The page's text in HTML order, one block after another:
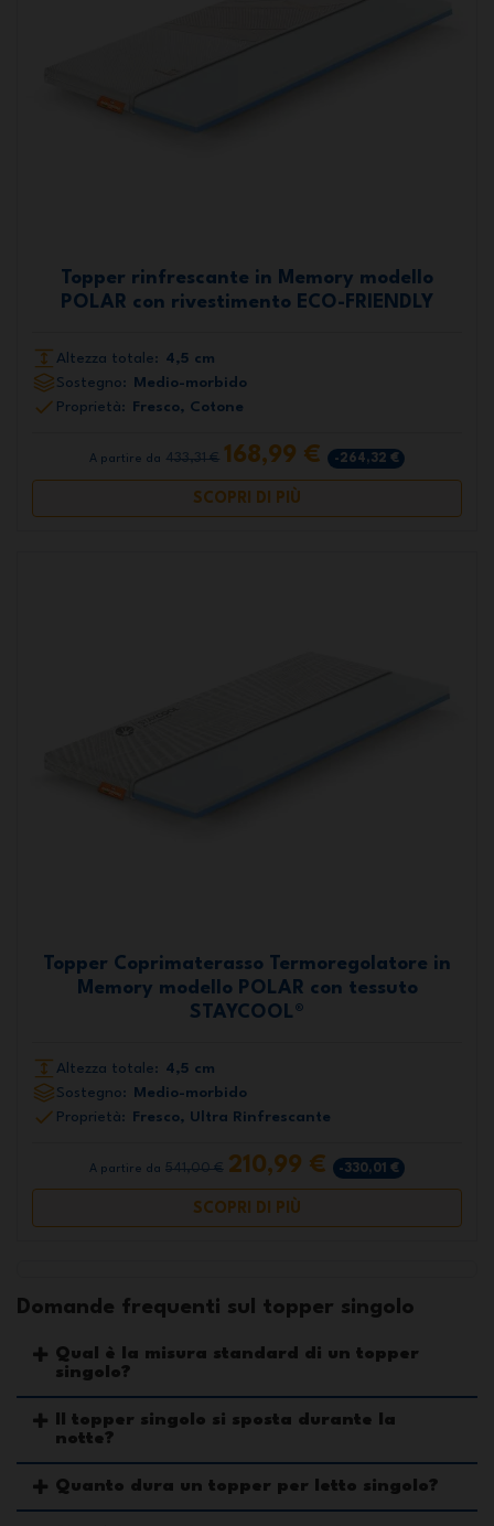
Topper rinfrescante in Memory modello
POLAR con rivestimento ECO-FRIENDLY
Altezza totale: 4,5 cm
Sostegno:
Medio-morbido
Proprietà:
Fresco, Cotone
A partire da 433,31 € 168,99 € -264,32 €
SCOPRI DI PIÙ
Topper Coprimaterasso Termoregolatore in
Memory modello POLAR con tessuto
STAYCOOL®
Altezza totale: 4,5 cm
Sostegno: Medio-morbido
Proprietà: Fresco, Ultra Rinfrescante
A partire da 541,00 € 210,99 € -330,01 €
SCOPRI DI PIÙ
Domande frequenti sul topper singolo
Qual è la misura standard di un topper
singolo?
Il topper singolo si sposta durante la
notte?
Quanto dura un topper per letto singolo?